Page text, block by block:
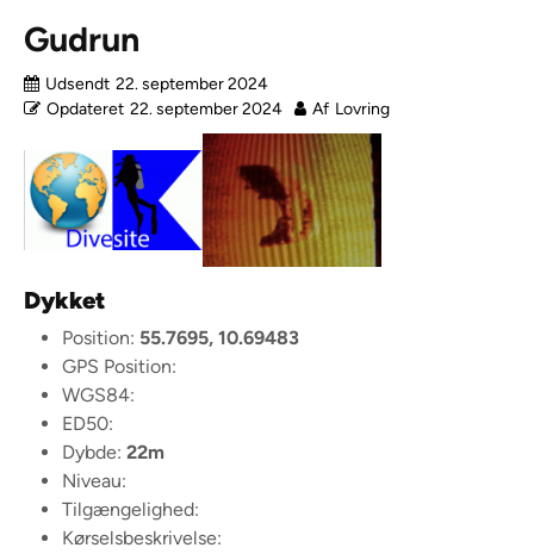
Gudrun
Udsendt 22. september 2024
Opdateret 22. september 2024 Af Lovring
Dykket
Position: 55.7695, 10.69483
GPS Position:
WGS84:
ED50:
Dybde: 22m
Niveau:
Tilgængelighed:
Kørselsbeskrivelse: